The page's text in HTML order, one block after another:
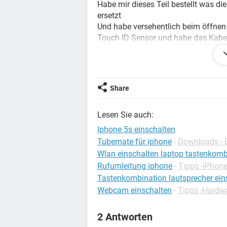
Habe mir dieses Teil bestellt was
ersetzt
Und habe versehentlich beim
Touch ID Sensor und habe das
ladebuchse ausgetauscht und auf
Beleuchtung an wenn man es an
abständen.
wieder aber es hat jetzt immer noch
Weis jemand ob die Touch ID
Danke im Voraus
Norman
Share
Lesen Sie auch:
Iphone 5s einschalten
Tubemate für iphone - Downloads -
Wlan einschalten laptop
Rufumleitung iphone - Tipps -iPhone
Tastenkombination lautsprecher
Webcam einschalten - Tipps -
2 Antworten